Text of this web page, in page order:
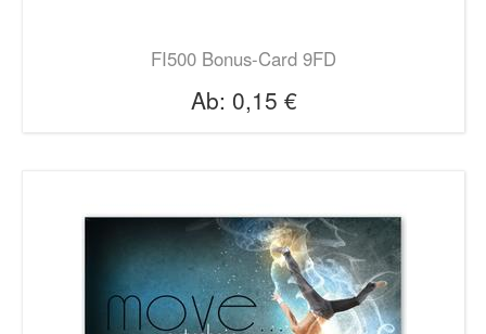
FI500 Bonus-Card 9FD
Ab: 0,15 €